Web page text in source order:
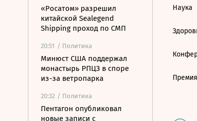
«Росатом» разрешил
китайской Sealegend
Shipping проход по СМП
20:51 / Политика
Минюст США поддержал
монастырь РПЦЗ в споре
из-за ветропарка
20:32 / Политика
Пентагон опубликовал
новые записи с
Наука